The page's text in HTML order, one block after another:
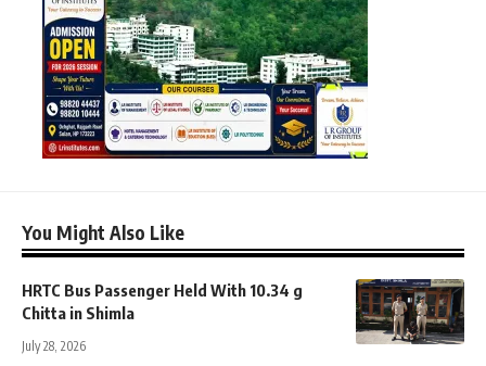
You Might Also Like
HRTC Bus Passenger Held With 10.34 g
Chitta in Shimla
July 28, 2026